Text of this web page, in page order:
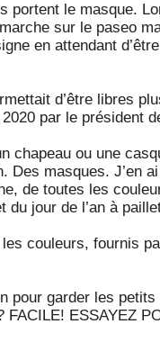
portent le masque.
sur le paseo
en attendant
d’être libres
par le président
chapeau ou une
Des masques. J’en
de toutes les
du jour de l’an à
couleurs, fournis
pour garder les
FACILE! ESSAYEZ